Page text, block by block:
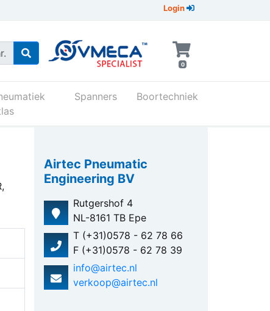
Login
0
Spanners Boortechniek
Airtec Pneumatic
Engineering BV
Rutgershof 4
NL-8161 TB Epe
T (+31)0578 - 62 78 66
F (+31)0578 - 62 78 39
info@airtec.nl
verkoop@airtec.nl